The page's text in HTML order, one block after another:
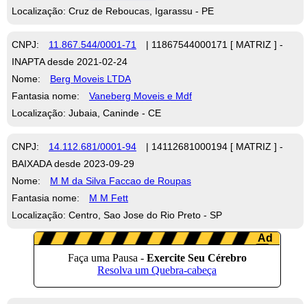
Localização: Cruz de Reboucas, Igarassu - PE
CNPJ: 11.867.544/0001-71
| 11867544000171 [ MATRIZ ] -
INAPTA desde 2021-02-24
Nome:
Berg Moveis LTDA
Fantasia nome:
Vaneberg Moveis e Mdf
Localização: Jubaia, Caninde - CE
CNPJ: 14.112.681/0001-94
| 14112681000194 [ MATRIZ ] -
BAIXADA desde 2023-09-29
Nome:
M M da Silva Faccao de Roupas
Fantasia nome:
M M Fett
Localização: Centro, Sao Jose do Rio Preto - SP